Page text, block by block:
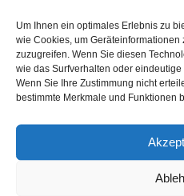
Um Ihnen ein optimales Erlebnis zu
wie Cookies, um
zuzugreifen. Wenn Sie diesen
wie das Surfverhalten oder
Wenn Sie Ihre Zustimmung nicht
bestimmte Merkmale und Funktionen
Contact:
Bamberg district
European Heritage Label/
Germany